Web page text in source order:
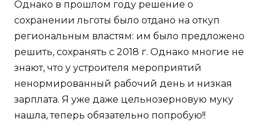
Однако в прошлом году решение о
сохранении льготы было отдано на откуп
региональным властям: им было предложено
решить, сохранять с 2018 г. Однако многие не
знают, что у устроителя мероприятий
ненормированный рабочий день и низкая
зарплата. Я уже даже цельнозерновую муку
нашла, теперь обязательно попробую!!